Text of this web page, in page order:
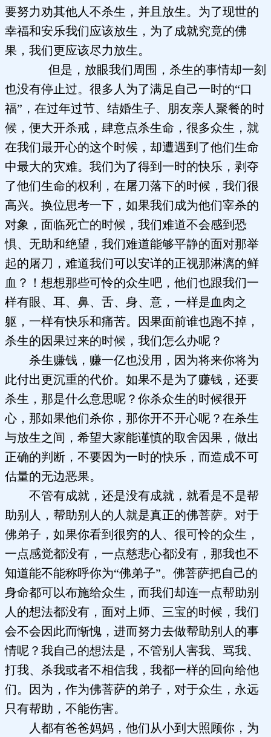
要努力劝其他人不杀生，并且放生。为了现世的
幸福和安乐我们应该放生，为了成就究竟的佛
果，我们更应该尽力放生。
但是，放眼我们周围，杀生的事情却一刻
也没有停止过。很多人为了满足自己一时的“口
福”，在过年过节、结婚生子、朋友亲人聚餐的时
候，便大开杀戒，肆意点杀生命，很多众生，就
在我们最开心的这个时候，却遭遇到了他们生命
中最大的灾难。我们为了得到一时的快乐，剥夺
了他们生命的权利，在屠刀落下的时候，我们很
高兴。换位思考一下，如果我们成为他们宰杀的
对象，面临死亡的时候，我们难道不会感到恐
惧、无助和绝望，我们难道能够平静的面对那举
起的屠刀，难道我们可以安详的正视那淋漓的鲜
血？！想想那些可怜的众生吧，他们也跟我们一
样有眼、耳、鼻、舌、身、意，一样是血肉之
躯，一样有快乐和痛苦。因果面前谁也跑不掉，
杀生的因果过来的时候，我们怎么办呢？
杀生赚钱，赚一亿也没用，因为将来你将为
此付出更沉重的代价。如果不是为了赚钱，还要
杀生，那是什么意思呢？你杀众生的时候很开
心，那如果他们杀你，那你开不开心呢？在杀生
与放生之间，希望大家能谨慎的取舍因果，做出
正确的判断，不要因为一时的快乐，而造成不可
估量的无边恶果。
不管有成就，还是没有成就，就看是不是帮
助别人，帮助别人的人就是真正的佛菩萨。对于
佛弟子，如果你看到很穷的人、很可怜的众生，
一点感觉都没有，一点慈悲心都没有，那我也不
知道能不能称呼你为“佛弟子”。佛菩萨把自己的
身命都可以布施给众生，而我们却连一点帮助别
人的想法都没有，面对上师、三宝的时候，我们
会不会因此而惭愧，进而努力去做帮助别人的事
情呢？我自己的想法是，不管别人害我、骂我、
打我、杀我或者不相信我，我都一样的回向给他
们。因为，作为佛菩萨的弟子，对于众生，永远
只有帮助，不能伤害。
人都有爸爸妈妈，他们从小到大照顾你，为